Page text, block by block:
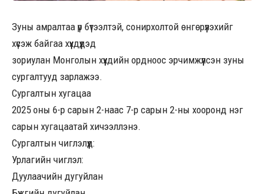
Зуны амралтаа үр бүтээлтэй, сонирхолтой өнгөрүүлэхийг
хүсэж байгаа хүүхдүүдэд
зориулан Монголын хүүхдийн ордноос эрчимжүүлсэн зуны
сургалтууд зарлажээ.
Сургалтын хугацаа
2025 оны 6-р сарын 2-наас 7-р сарын 2-ны хооронд нэг
сарын хугацаатай хичээллэнэ.
Сургалтын чиглэлүүд:
Урлагийн чиглэл:
Дуулаачийн дугуйлан